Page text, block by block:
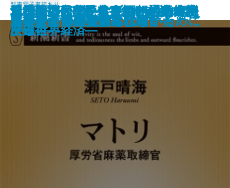
倉本聰の言葉―ドラマの中の名言
―
トラックドライバーにも言わせて
日中戦後外交秘史―1954年の奇跡
―
ひとの住処―1964-2020―
心臓によい運動、悪い運動
210日ぶりに帰ってきた奇跡のネ
コ―ペット探偵の奮闘記―
カズのまま死にたい
「人生百年」という不幸
興行師列伝―愛と裏切りの近代芸
能史―
「反権力」は正義ですか―ラジオ
ニュースの現場から―
新書電子書籍あり
マトリ―厚労省麻薬取締官―
地雷を踏むな―大人のための危機
突破術―
昔は面白かったな―回想の文壇交
友録―
わが子をAIの奴隷にしないために
エンジェル投資家とは何か
偽善者たちへ
ドル・人民元・リブラ―通貨でわ
かる世界経済―
「複業」で成功する
日本はすでに侵略されている
君主号の世界史